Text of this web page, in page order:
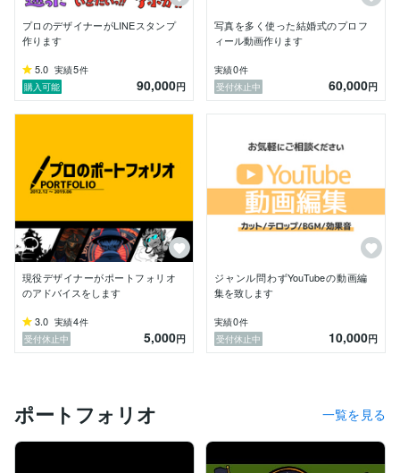
・結婚式用の動画制作
オープニング動画は描いた絵を動かしたり、映画の
プロフィール動画は写真を使ったもの
プロのデザイナーがLINEスタンプ
作ります
5.0 実績5件
購入可能
90,000円
写真を多く使った結婚式のプロフ
ィール動画作ります
実績0件
受付休止中
60,000円
現役デザイナーがポートフォリオ
のアドバイスをします
3.0 実績4件
受付休止中
5,000円
ジャンル問わずYouTubeの動画編
集を致します
実績0件
受付休止中
10,000円
ポートフォリオ 一覧を見る